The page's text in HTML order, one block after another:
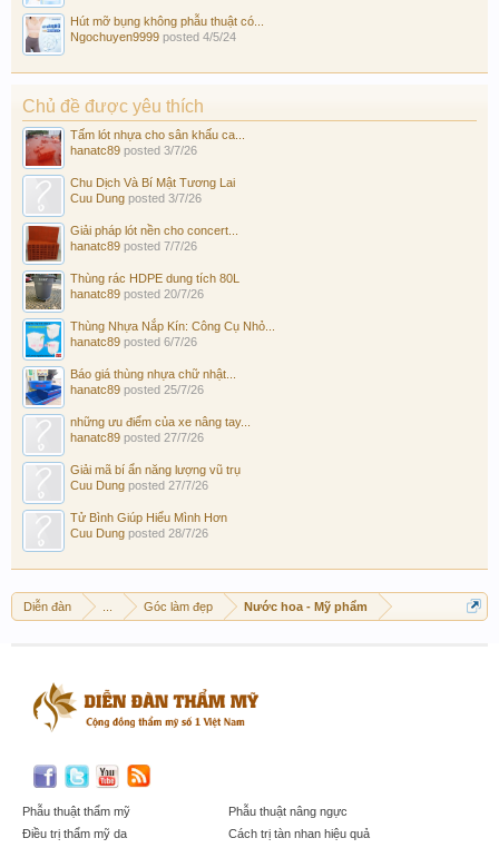
Hút mỡ bụng không phẫu thuật có...
Ngochuyen9999 posted 4/5/24
Chủ đề được yêu thích
Tấm lót nhựa cho sân khấu ca...
hanatc89 posted 3/7/26
Chu Dịch Và Bí Mật Tương Lai
Cuu Dung posted 3/7/26
Giải pháp lót nền cho concert...
hanatc89 posted 7/7/26
Thùng rác HDPE dung tích 80L
hanatc89 posted 20/7/26
Thùng Nhựa Nắp Kín: Công Cụ Nhỏ...
hanatc89 posted 6/7/26
Báo giá thùng nhựa chữ nhật...
hanatc89 posted 25/7/26
những ưu điểm của xe nâng tay...
hanatc89 posted 27/7/26
Giải mã bí ẩn năng lượng vũ trụ
Cuu Dung posted 27/7/26
Tử Bình Giúp Hiểu Mình Hơn
Cuu Dung posted 28/7/26
Diễn đàn Góc làm đẹp Nước hoa - Mỹ phẩm
Phẫu thuật thẩm mỹ
Điều trị thẩm mỹ da
Phẫu thuật nâng ngực
Cách trị tàn nhan hiệu quả